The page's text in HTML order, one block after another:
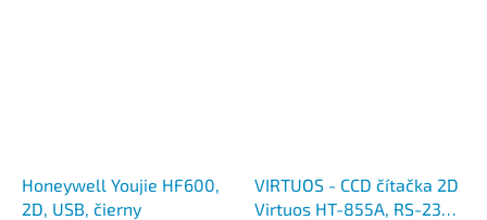
Honeywell Youjie HF600,
2D, USB, čierny
VIRTUOS - CCD čítačka 2D
Virtuos HT-855A, RS-232,